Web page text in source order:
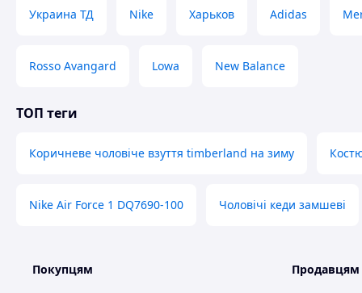
Украина ТД Nike Харьков Adidas
Rosso Avangard Lowa New Balance
ТОП теги
Коричневе чоловіче взуття timberland на зиму
Nike Air Force 1 DQ7690-100 Чоловічі кеди замшеві
Покупцям Продавцям